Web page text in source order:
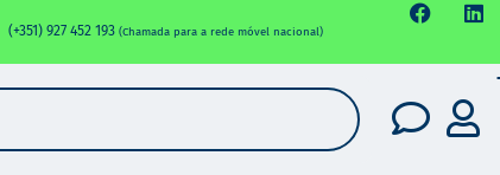
(+351) 927 452 193 (Chamada para a rede móvel nacional)